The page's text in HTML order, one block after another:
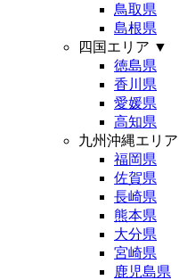
鳥取県
島根県
四国エリア ▼
徳島県
香川県
愛媛県
高知県
九州沖縄エリア
福岡県
佐賀県
長崎県
熊本県
大分県
宮崎県
鹿児島県